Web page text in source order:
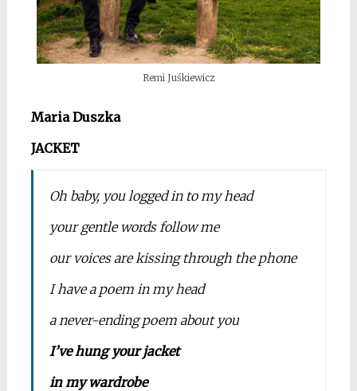
Remi Juśkiewicz
Maria Duszka
JACKET
Oh baby, you logged in to my head
your gentle words follow me
our voices are kissing through the phone
I have a poem in my head
a never-ending poem about you
I’ve hung your jacket
in my wardrobe